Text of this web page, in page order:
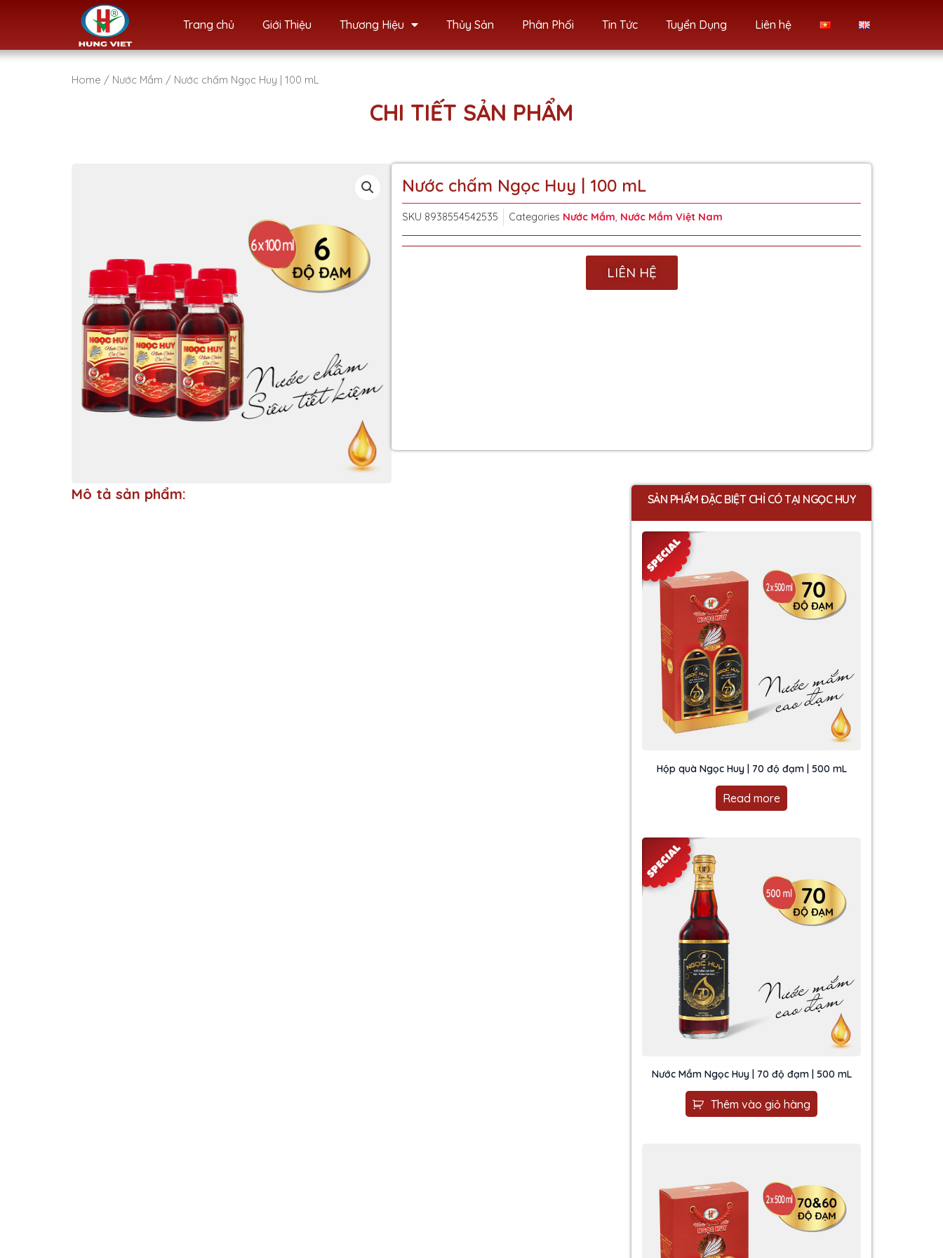
Trang chủ Giới Thiệu Thương Hiệu Thủy Sản Phân Phối Tin Tức Tuyển Dụng Liên hệ
Home / Nước Mắm / Nước chấm Ngọc Huy | 100 mL
CHI TIẾT SẢN PHẨM
Nước chấm Ngọc Huy | 100 mL
SKU 8938554542535 Categories Nước Mắm, Nước Mắm Việt Nam
LIÊN HỆ
Mô tả sản phẩm: SẢN PHẨM ĐẶC BIỆT CHỈ CÓ TẠI NGỌC HUY
Hộp quà Ngọc Huy | 70 độ đạm | 500 mL
Read more
Nước Mắm Ngọc Huy | 70 độ đạm | 500 mL
Thêm vào giỏ hàng